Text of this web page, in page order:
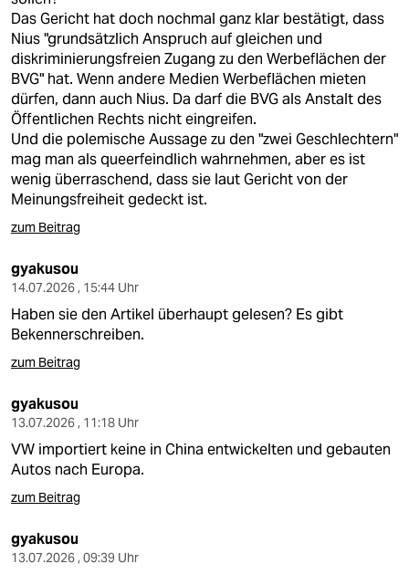
Das Gericht hat doch nochmal ganz klar bestätigt, dass
Nius "grundsätzlich Anspruch auf gleichen und
diskriminierungsfreien Zugang zu den Werbeflächen der
BVG" hat. Wenn andere Medien Werbeflächen mieten
dürfen, dann auch Nius. Da darf die BVG als Anstalt des
Öffentlichen Rechts nicht eingreifen.
Und die polemische Aussage zu den "zwei Geschlechtern"
mag man als queerfeindlich wahrnehmen, aber es ist
wenig überraschend, dass sie laut Gericht von der
Meinungsfreiheit gedeckt ist.
zum Beitrag
gyakusou
14.07.2026 , 15:44 Uhr
Haben sie den Artikel überhaupt gelesen? Es gibt
Bekennerschreiben.
zum Beitrag
gyakusou
13.07.2026 , 11:18 Uhr
VW importiert keine in China entwickelten und gebauten
Autos nach Europa.
zum Beitrag
gyakusou
13.07.2026 , 09:39 Uhr